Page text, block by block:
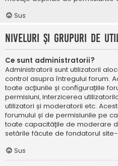
Sus
Niveluri și grupuri de
Ce sunt administratorii?
Administratorii sunt utilizatorii
control asupra întregului forum.
toate acțiunile și configurațiile
permisiuni, interzicerea
utilizatori și moderatorii etc.
forumului și de permisiunile pe
toate capacitățile de moderare
setările făcute de fondatorul site-
Sus